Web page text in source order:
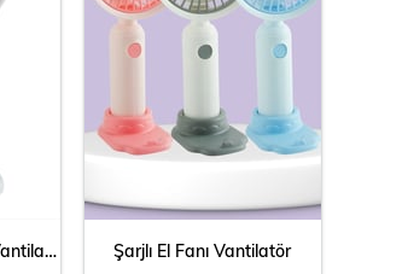
Meyveli Şarjlı El Fanı Vantilatör Şarjlı El Fanı Vantilatör